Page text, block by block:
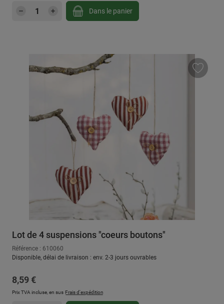
Quantité de produit : Entrez la quantité
Dans le panier
Lot de 4 suspensions "coeurs boutons"
Référence : 610060
Disponible, délai de livraison : env. 2-3 jours ouvrables
Prix régulier :
8,59 €
Prix TVA incluse, en sus Frais d'expédition